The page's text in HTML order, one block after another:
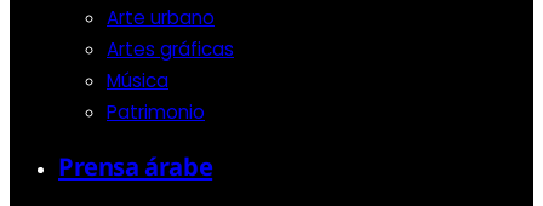
Arte urbano
Artes gráficas
Música
Patrimonio
Prensa árabe